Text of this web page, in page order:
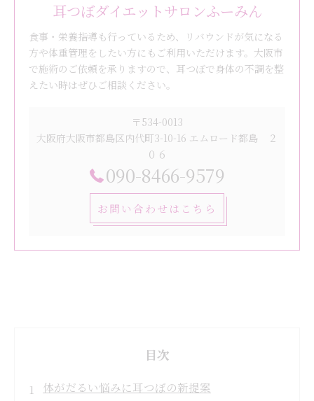
耳つぼダイエットサロンふーみん
食事・栄養指導も行っているため、リバウンドが気になる
方や体重管理をしたい方にもご利用いただけます。大阪市
で施術のご依頼を承りますので、耳つぼで身体の不調を整
えたい時はぜひご相談ください。
〒534-0013
大阪府大阪市都島区内代町3-10-16 エムロード都島 ２
０６
090-8466-9579
お問い合わせはこちら
目次
体がだるい悩みに耳つぼの新提案